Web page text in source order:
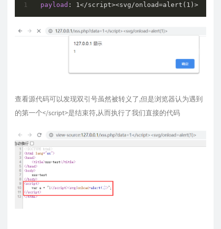
payload : 1 </script><svg/onload=alert( 1
查看源代码可以发现双引号虽然被转义了,但是浏览器认为遇到
的第一个</script>是结束符,从而执行了我们直接的代码